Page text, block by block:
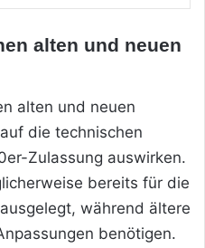
alten und neuen
alten und neuen
die technischen
Zulassung auswirken.
bereits für die
während ältere
benötigen.